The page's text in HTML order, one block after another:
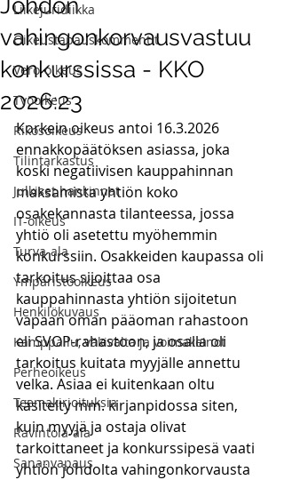
Liikejuridiikka
Oikeustapauskommentit
Vero-oikeus
Työoikeus
Rikosoikeus
Tilintarkastus
Julkiset hankinnat
IT-oikeus
Turva-ala
Ympäristöoikeus
Henkilökuvaus
Kamppailu, väkivalta ja voimakeinot
Perheoikeus
Teemakirjoituksia
Ravintola-ala
Sananvapaus
Johdon
vahingonkorvausvastuu
konkurssissa - KKO
2026:23
Korkein oikeus antoi 16.3.2026
ennakkopäätöksen asiassa, joka
koski negatiivisen kauppahinnan
maksamista yhtiön koko
osakekannasta tilanteessa, jossa
yhtiö oli asetettu myöhemmin
konkurssiin. Osakkeiden kaupassa oli
tarkoitus sijoittaa osa
kauppahinnasta yhtiön sijoitetun
vapaan oman pääoman rahastoon
eli SVOP-rahastoon, ja osalla oli
tarkoitus kuitata myyjälle annettu
velka. Asiaa ei kuitenkaan oltu
käsitelty mm. kirjanpidossa siten,
kuin myyjä ja ostaja olivat
tarkoittaneet ja konkurssipesä vaati
yhtiön johdolta vahingonkorvausta